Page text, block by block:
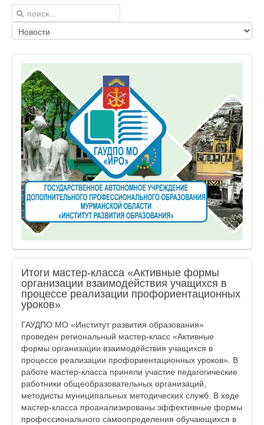
Итоги мастер-класса «Активные формы
организации взаимодействия учащихся в
процессе реализации профориентационных
уроков»
ГАУДПО МО «Институт развития образования»
проведен региональный мастер-класс «Активные
формы организации взаимодействия учащихся в
процессе реализации профориентационных уроков». В
работе мастер-класса приняли участие педагогические
работники общеобразовательных организаций,
методисты муниципальных методических служб. В ходе
мастер-класса проанализированы эффективные формы
профессионального самоопределения обучающихся в